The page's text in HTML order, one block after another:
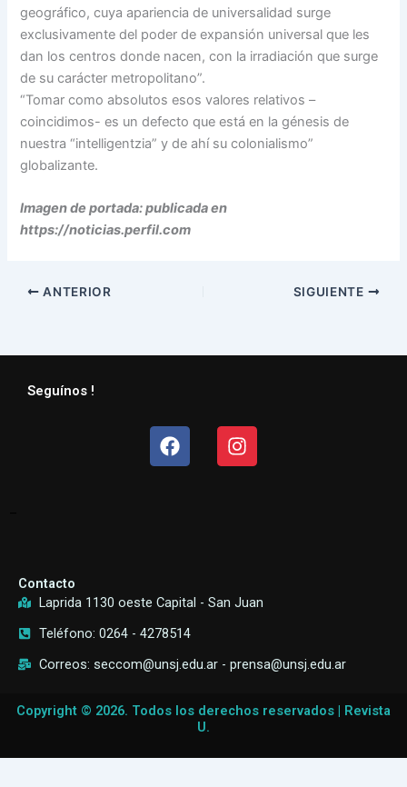
geográfico, cuya apariencia de universalidad surge
exclusivamente del poder de expansión universal que les
dan los centros donde nacen, con la irradiación que surge
de su carácter metropolitano”.
“Tomar como absolutos esos valores relativos –
coincidimos- es un defecto que está en la génesis de
nuestra “intelligentzia” y de ahí su colonialismo”
globalizante.
Imagen de portada: publicada en
https://noticias.perfil.com
ANTERIOR SIGUIENTE
Seguínos !
Contacto
Laprida 1130 oeste Capital - San Juan
Teléfono: 0264 - 4278514
Correos: seccom@unsj.edu.ar - prensa@unsj.edu.ar
Copyright © 2026. Todos los derechos reservados | Revista
U.